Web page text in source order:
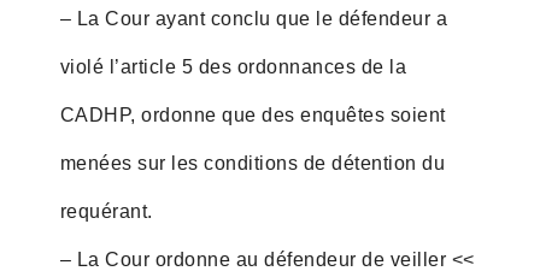
– La Cour ayant conclu que le défendeur a
violé l’article 5 des ordonnances de la
CADHP, ordonne que des enquêtes soient
menées sur les conditions de détention du
requérant.
– La Cour ordonne au défendeur de veiller <<